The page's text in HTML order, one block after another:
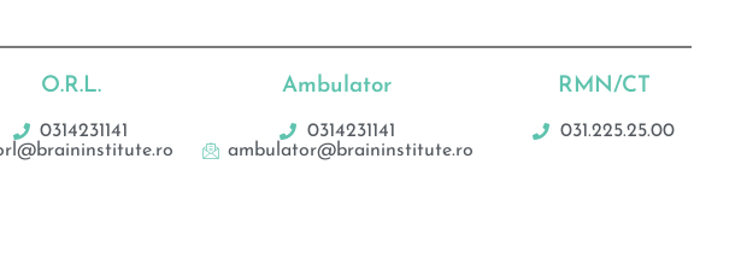
O.R.L.
0314231141
Ambulator
0314231141
ambulator@braininstitute.ro
RMN/CT
031.225.25.00